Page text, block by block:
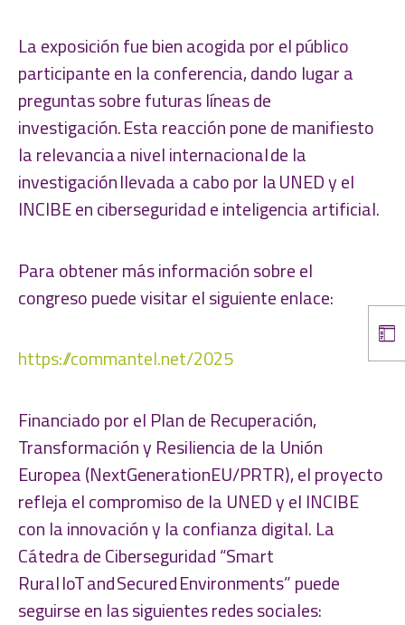
La exposición fue bien acogida por el público
participante en la conferencia, dando lugar a
preguntas sobre futuras líneas de
investigación. Esta reacción pone de manifiesto
la relevancia a nivel internacional de la
investigación llevada a cabo por la UNED y el
INCIBE en ciberseguridad e inteligencia artificial.
Para obtener más información sobre el
congreso puede visitar el siguiente enlace:
https://commantel.net/2025
Financiado por el Plan de Recuperación,
Transformación y Resiliencia de la Unión
Europea (NextGenerationEU/PRTR), el proyecto
refleja el compromiso de la UNED y el INCIBE
con la innovación y la confianza digital. La
Cátedra de Ciberseguridad “Smart
Rural IoT and Secured Environments” puede
seguirse en las siguientes redes sociales: